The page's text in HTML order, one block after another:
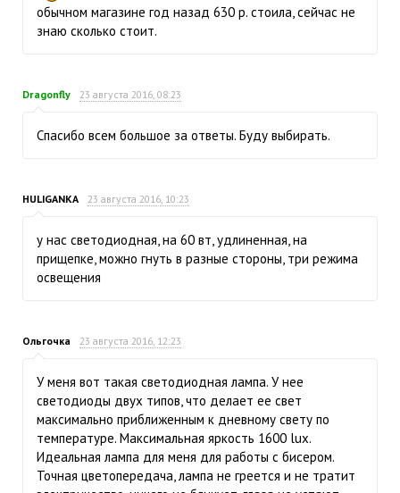
обычном магазине год назад 630 р. стоила, сейчас не
знаю сколько стоит.
Dragonfly 23 августа 2016, 08:23
Спасибо всем большое за ответы. Буду выбирать.
HULIGANKA 23 августа 2016, 10:23
у нас светодиодная, на 60 вт, удлиненная, на
прищепке, можно гнуть в разные стороны, три режима
освещения
Ольгочка 23 августа 2016, 12:23
У меня вот такая светодиодная лампа. У нее
светодиоды двух типов, что делает ее свет
максимально приближенным к дневному свету по
температуре. Максимальная яркость 1600 lux.
Идеальная лампа для меня для работы с бисером.
Точная цветопередача, лампа не греется и не тратит